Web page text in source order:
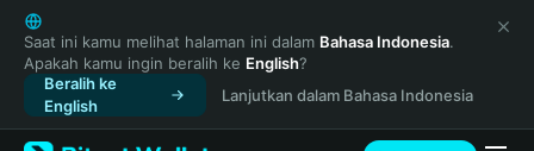
English
日本語
Tiếng Việt
Русский
Español (Latinoamérica)
Saat ini kamu melihat halaman ini dalam Bahasa Indonesia.
Apakah kamu ingin beralih ke English?
Beralih ke
English
Lanjutkan dalam Bahasa Indonesia